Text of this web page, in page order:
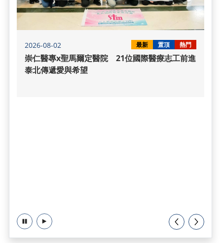
暫停 播放
2026-08-02 最新 置頂 熱門
崇仁醫專x聖馬爾定醫院 21位國際醫療志工前進
泰北傳遞愛與希望